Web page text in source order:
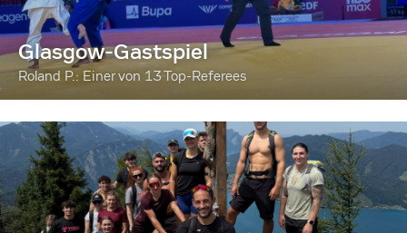
Glasgow-Gastspiel
Roland P.: Einer von 13 Top-Referees